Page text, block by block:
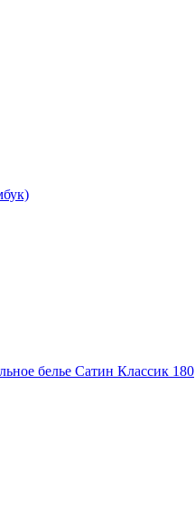
белье Сатин Классик 180